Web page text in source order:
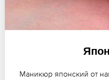
Маникюр японский от